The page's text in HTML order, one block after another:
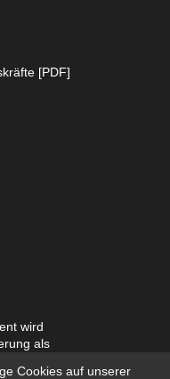
[PDF]
wird
als
Cookies auf unserer